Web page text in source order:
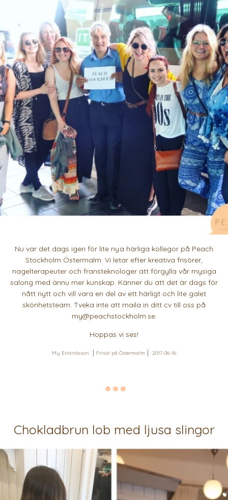
Nu var det dags igen för lite nya härliga kollegor på Peach
Stockholm Östermalm. Vi letar efter kreativa frisörer,
nagelterapeuter och fransteknologer att förgylla vår mysiga
salong med ännu mer kunskap. Känner du att det är dags för
nått nytt och vill vara en del av ett härligt och lite galet
skönhetsteam. Tveka inte att maila in ditt cv till oss på
my@peachstockholm.se.
Hoppas vi ses!
My Erlandsson Frisör på Östermalm 2017-06-16
Chokladbrun lob med ljusa slingor